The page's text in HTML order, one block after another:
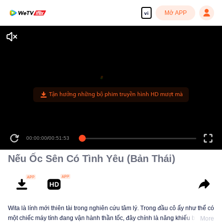
vi Mở APP
Tận hưởng những bộ phim truyền hình HD mượt mà
00:00:00/00:51:53
Nếu Ốc Sên Có Tình Yêu (Bản Thái)
Wita là lính mới thiên tài trong nghiên cứu tâm lý. Trong đầu cô ấy như thể có
một chiếc máy tính đang vận hành thần tốc, đây chính là năng khiếu bẩmMore